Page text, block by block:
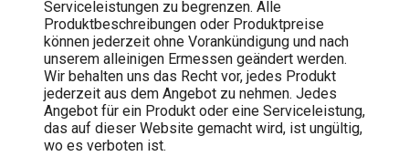
Serviceleistungen zu begrenzen. Alle
Produktbeschreibungen oder Produktpreise
können jederzeit ohne Vorankündigung und nach
unserem alleinigen Ermessen geändert werden.
Wir behalten uns das Recht vor, jedes Produkt
jederzeit aus dem Angebot zu nehmen. Jedes
Angebot für ein Produkt oder eine Serviceleistung,
das auf dieser Website gemacht wird, ist ungültig,
wo es verboten ist.